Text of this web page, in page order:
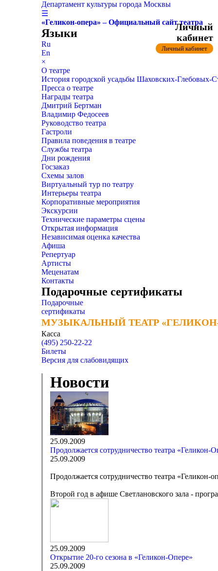
Департамент культуры города Москвы
☰
«Геликон-опера» – Официальный сайт театра
Языки
Ru
En
×
О театре
История городской усадьбы Шаховских-
Пресса о театре
Награды театра
Дмитрий Бертман
Владимир Федосеев
Руководство театра
Гастроли
Правила поведения в театре
Службы театра
Дни рождения
Госзаказ
Схемы залов
Виртуальный тур по театру
Интерьеры театра
Корпоративные мероприятия
Экскурсии
Технические параметры сцены
Открытая информация
Независимая оценка качества
Афиша
Репертуар
Артисты
Меценатам
Контакты
Подарочные сертификаты
Подарочные
сертификаты
МУЗЫКАЛЬНЫЙ ТЕАТР
МУЗЫКАЛЬНЫЙ ТЕАТР
Касса
(495) 250-22-22
Личный
кабинет
Личный кабинет
Билеты
Версия для слабовидящих
Новости
25.09.2009
Продолжается сотрудничество театра
25.09.2009
Продолжается сотрудничество театра «Геликон-
Второй год в афише Светлановского зала -
25.09.2009
Открытие 20-го сезона в «Геликон-Опере»
25.09.2009